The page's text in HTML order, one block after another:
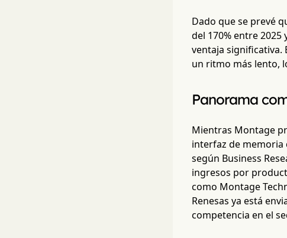
Dado que se prevé
del 170% entre
ventaja significativa.
un ritmo más lento,
Panorama
Mientras Montage
interfaz de memoria
según Business
ingresos por
como Montage
Renesas ya está
competencia en el